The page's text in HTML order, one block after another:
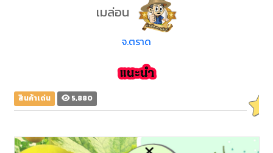
เมล่อน
จ.ตราด
สินค้าเด่น 5,880